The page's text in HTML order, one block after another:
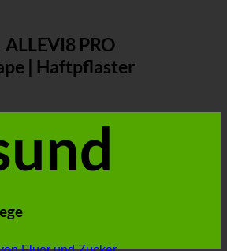
ALLEVI8 PRO
| Haftpflaster